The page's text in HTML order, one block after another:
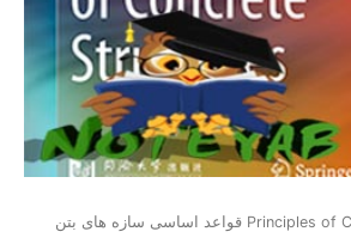
/ Principles of Concrete قواعد اساسی سازه های بتن